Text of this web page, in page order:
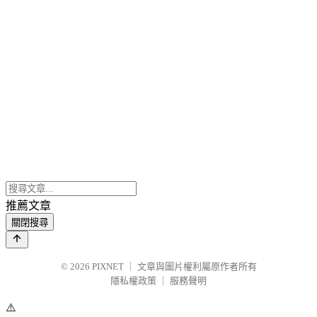
推薦文章
關閉搜尋
© 2026 PIXNET
文章與圖片權利屬原作者所有
隱私權政策
服務聲明
⚠️